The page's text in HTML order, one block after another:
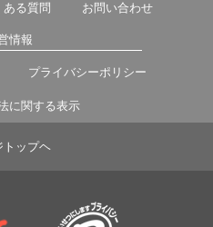
ある質問 お問い合わせ
情報
プライバシーポリシー
に関する表示
トップヘ